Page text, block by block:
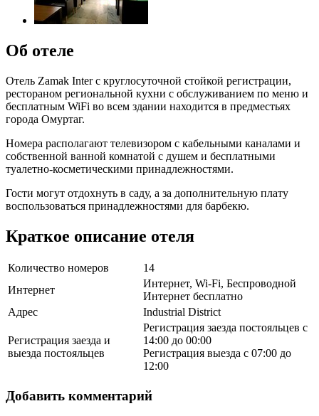
Об отеле
Отель Zamak Inter с круглосуточной стойкой регистрации,
рестораном региональной кухни с обслуживанием по меню и
бесплатным WiFi во всем здании находится в предместьях
города Омуртаг.
Номера располагают телевизором с кабельными каналами и
собственной ванной комнатой с душем и бесплатными
туалетно-косметическими принадлежностями.
Гости могут отдохнуть в саду, а за дополнительную плату
воспользоваться принадлежностями для барбекю.
Краткое описание отеля
Количество номеров
14
Интернет
Интернет, Wi-Fi, Беспроводной
Интернет бесплатно
Адрес
Industrial District
Регистрация заезда и
выезда постояльцев
Регистрация заезда постояльцев с
14:00 до 00:00
Регистрация выезда с 07:00 до
12:00
Добавить комментарий